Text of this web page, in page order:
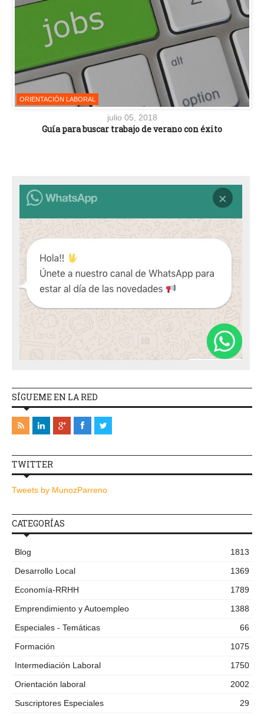
ORIENTACIÓN LABORAL
julio 05, 2018
Guía para buscar trabajo de verano con éxito
SÍGUEME EN LA RED
TWITTER
Tweets by MunozParreno
CATEGORÍAS
Blog
1813
Desarrollo Local
1369
Economía-RRHH
1789
Emprendimiento y Autoempleo
1388
Especiales - Temáticas
66
Formación
1075
Intermediación Laboral
1750
Orientación laboral
2002
Suscriptores Especiales
29